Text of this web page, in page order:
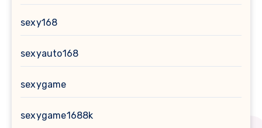
sexy168
sexyauto168
sexygame
sexygame1688k